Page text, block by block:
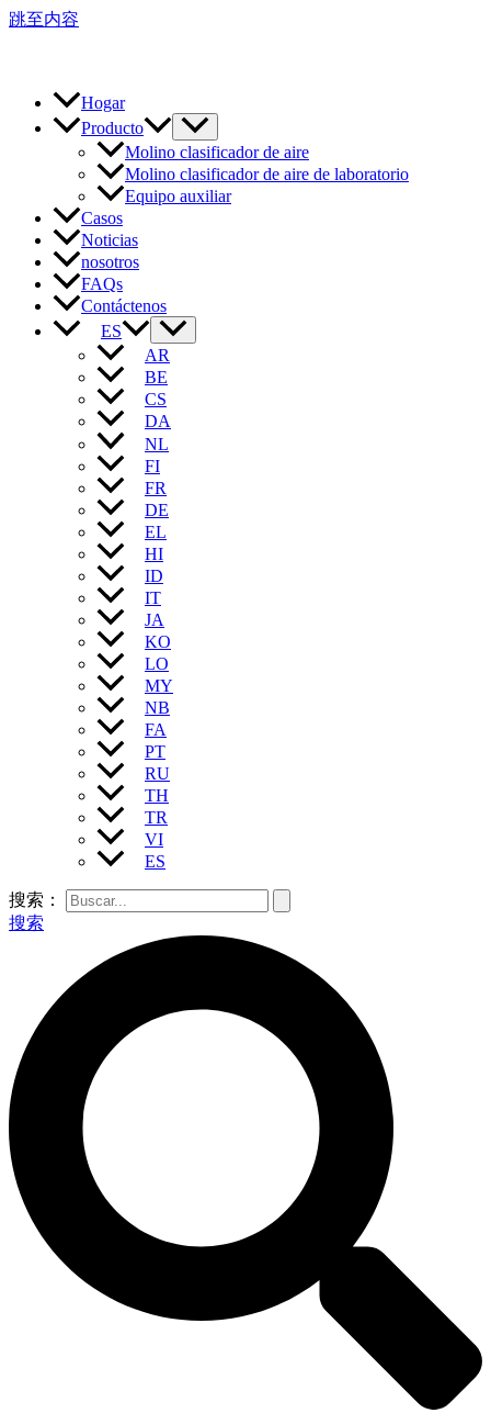
跳至内容
Hogar
Producto
Molino clasificador de aire
Molino clasificador de aire de laboratorio
Equipo auxiliar
Casos
Noticias
nosotros
FAQs
Contáctenos
ES
AR
BE
CS
DA
NL
FI
FR
DE
EL
HI
ID
IT
JA
KO
LO
MY
NB
FA
PT
RU
TH
TR
VI
ES
搜索：
搜索